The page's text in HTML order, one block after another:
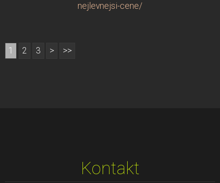
nejlevnejsi-cene/
1 2 3 > >>
Kontakt